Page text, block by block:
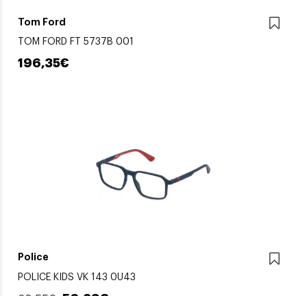
Tom Ford
TOM FORD FT 5737B 001
196,35€
Police
POLICE KIDS VK 143 0U43